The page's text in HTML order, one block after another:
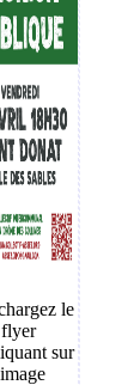
le
flyer
sur